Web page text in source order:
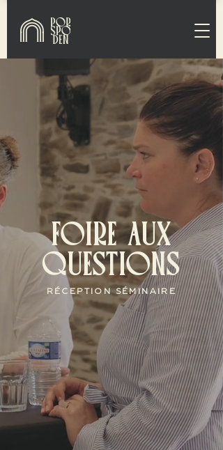
FOIRE AUX
QUESTIONS
RÉCEPTION SÉMINAIRE